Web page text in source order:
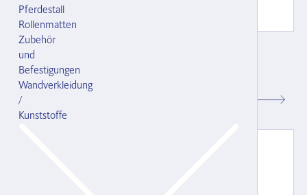
Pferdestall
Rollenmatten
Zubehör
und
Befestigungen
Wandverkleidung
/
Kunststoffe
Weideband für Grossvieh - braun
mit Panikverschluss Mignon 1 und D-Ring
126502.000